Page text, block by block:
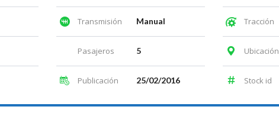
Transmisión Manual Tracción
Pasajeros 5 Ubicación
Publicación 25/02/2016 Stock id